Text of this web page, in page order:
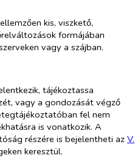
kis, viszkető,
formájában
vagy a szájban.
tájékoztassa
vagy a gondozását végző
fel nem
is vonatkozik. A
részére is bejelentheti az V.
keresztül.